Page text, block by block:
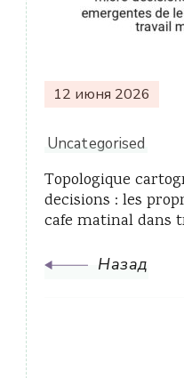
записям
12 июня 2026
Uncategorised
Topologique
decisions : les
cafe matinal dans
Назад